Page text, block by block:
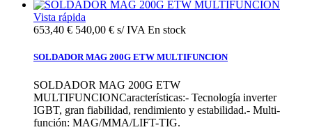
Vista rápida
653,40 € 540,00 € s/ IVA En stock
SOLDADOR MAG 200G ETW MULTIFUNCION
SOLDADOR MAG 200G ETW
MULTIFUNCIONCaracterísticas:- Tecnología inverter
IGBT, gran fiabilidad, rendimiento y estabilidad.- Multi-
función: MAG/MMA/LIFT-TIG.